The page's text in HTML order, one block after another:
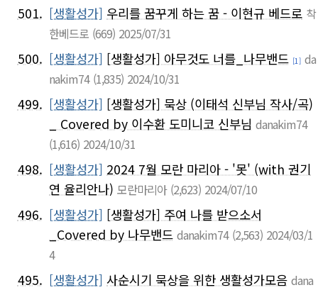
501. [생활성가] 우리를 꿈꾸게 하는 꿈 - 이현규 베드로 착
한베드로 (669) 2025/07/31
500. [생활성가] [생활성가] 아무것도 너를_나무밴드 [1] da
nakim74 (1,835) 2024/10/31
499. [생활성가] [생활성가] 묵상 (이태석 신부님 작사/곡)
_ Covered by 이수환 도미니코 신부님 danakim74
(1,616) 2024/10/31
498. [생활성가] 2024 7월 모란 마리아 - '못' (with 권기
연 율리안나) 모란마리아 (2,623) 2024/07/10
496. [생활성가] [생활성가] 주여 나를 받으소서
_Covered by 나무밴드 danakim74 (2,563) 2024/03/1
4
495. [생활성가] 사순시기 묵상을 위한 생활성가모음 dana